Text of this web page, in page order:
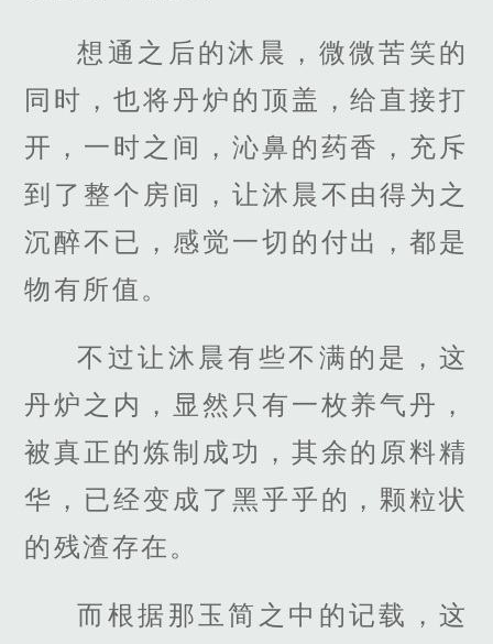
想通之后的沐晨，微微苦笑的
同时，也将丹炉的顶盖，给直接打
开，一时之间，沁鼻的药香，充斥
到了整个房间，让沐晨不由得为之
沉醉不已，感觉一切的付出，都是
物有所值。
不过让沐晨有些不满的是，这
丹炉之内，显然只有一枚养气丹，
被真正的炼制成功，其余的原料精
华，已经变成了黑乎乎的，颗粒状
的残渣存在。
而根据那玉简之中的记载，这